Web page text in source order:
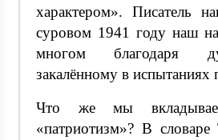
характером». Писатель
суровом 1941 году наш
многом благодаря
закалённому в
Что же мы
«патриотизм»? В